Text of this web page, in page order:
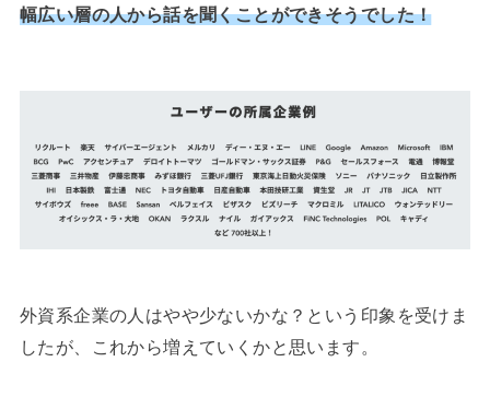
幅広い層の人から話を聞くことができそうでした！
外資系企業の人はやや少ないかな？という印象を受けま
したが、これから増えていくかと思います。